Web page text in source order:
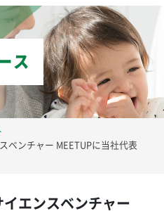
ス
ベンチャー MEETUPに当社代表
エンスベンチャー